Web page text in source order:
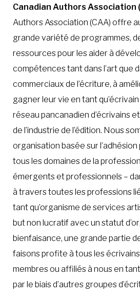
Canadian Authors Association
Authors Association (CAA) offre
grande variété de programmes,
ressources pour les aider à
compétences tant dans l’art que
commerciaux de l’écriture, à
gagner leur vie en tant
réseau pancanadien d’écrivains
de l’industrie de l’édition. Nous
organisation basée sur
tous les domaines de la
émergents et professionnels –
à travers toutes les professions
tant qu’organisme de services
but non lucratif avec un statut
bienfaisance, une grande partie
faisons profite à tous les
membres ou affiliés à nous en
par le biais d’autres groupes